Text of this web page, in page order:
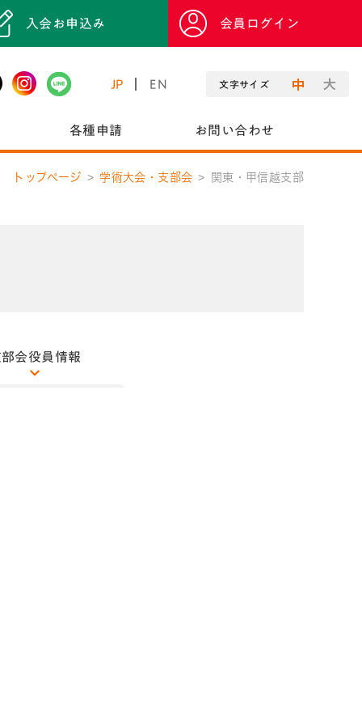
入会お申込み 会員ログイン
JP EN 文字サイズ
各種申請 お問い合わせ
トップページ 学術大会・支部会 関東・甲信越支部
会役員情報